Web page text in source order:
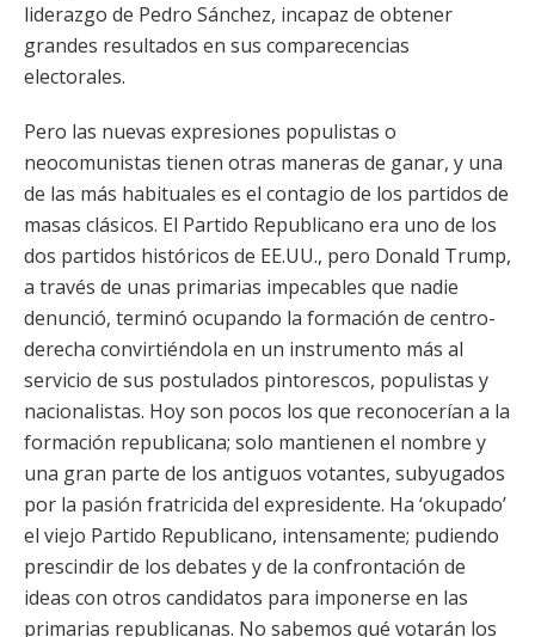
liderazgo de Pedro Sánchez, incapaz de obtener
grandes resultados en sus comparecencias
electorales.
Pero las nuevas expresiones populistas o
neocomunistas tienen otras maneras de ganar, y una
de las más habituales es el contagio de los partidos de
masas clásicos. El Partido Republicano era uno de los
dos partidos históricos de EE.UU., pero Donald Trump,
a través de unas primarias impecables que nadie
denunció, terminó ocupando la formación de centro-
derecha convirtiéndola en un instrumento más al
servicio de sus postulados pintorescos, populistas y
nacionalistas. Hoy son pocos los que reconocerían a la
formación republicana; solo mantienen el nombre y
una gran parte de los antiguos votantes, subyugados
por la pasión fratricida del expresidente. Ha ‘okupado’
el viejo Partido Republicano, intensamente; pudiendo
prescindir de los debates y de la confrontación de
ideas con otros candidatos para imponerse en las
primarias republicanas. No sabemos qué votarán los